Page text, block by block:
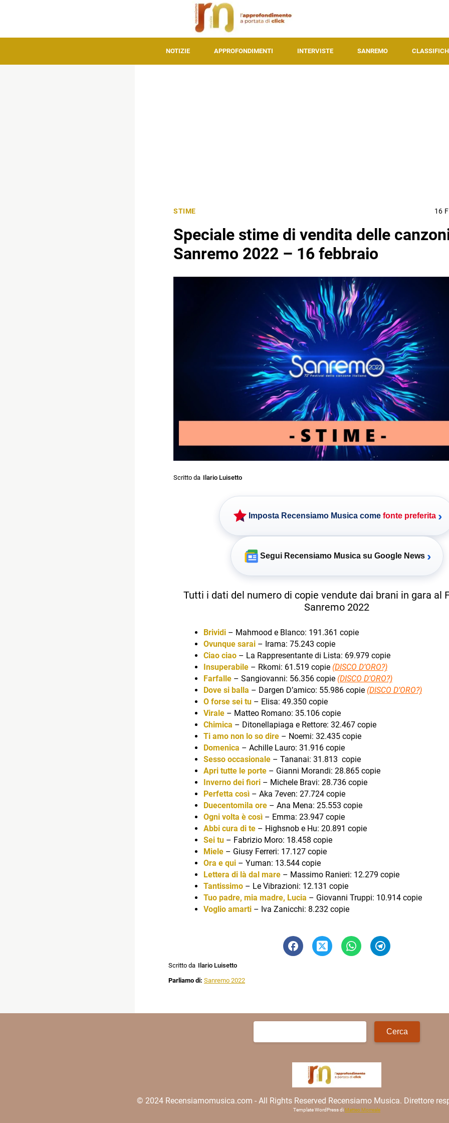
NOTIZIE APPROFONDIMENTI INTERVISTE SANREMO
STIME 16
Speciale stime di vendita delle
Sanremo 2022 – 16 febbraio
Scritto da Ilario Luisetto
Imposta Recensiamo Musica come fonte preferita ›
Segui Recensiamo Musica su Google News ›
Tutti i dati del numero di copie vendute dai brani in gara al
Sanremo 2022
Brividi– Mahmood e Blanco: 191.361 copie
Ovunque sarai– Irama: 75.243 copie
Ciao ciao– La Rappresentante di Lista: 69.979 copie
Insuperabile– Rkomi: 61.519 copie (DISCO D’ORO?)
Farfalle– Sangiovanni: 56.356 copie (DISCO D’ORO?)
Dove si balla – Dargen D’amico: 55.986 copie (DISCO D’ORO?)
O forse sei tu– Elisa: 49.350 copie
Virale– Matteo Romano: 35.106 copie
Chimica – Ditonellapiaga e Rettore: 32.467 copie
Ti amo non lo so dire – Noemi: 32.435 copie
Domenica – Achille Lauro: 31.916 copie
Sesso occasionale– Tananai: 31.813 copie
Apri tutte le porte – Gianni Morandi: 28.865 copie
Inverno dei fiori – Michele Bravi: 28.736 copie
Perfetta così– Aka 7even: 27.724 copie
Duecentomila ore– Ana Mena: 25.553 copie
Ogni volta è così– Emma: 23.947 copie
Abbi cura di te– Highsnob e Hu: 20.891 copie
Sei tu– Fabrizio Moro: 18.458 copie
Miele – Giusy Ferreri: 17.127 copie
Ora e qui – Yuman: 13.544 copie
Lettera di là dal mare – Massimo Ranieri: 12.279 copie
Tantissimo– Le Vibrazioni: 12.131 copie
Tuo padre, mia madre, Lucia – Giovanni Truppi: 10.914 copie
Voglio amarti– Iva Zanicchi: 8.232 copie
Scritto da Ilario Luisetto
Parliamo di: Sanremo 2022
© 2024 Recensiamomusica.com - All Rights Reserved Recensiamo Musica. Direttore
Template WordPress di Matteo Morreale